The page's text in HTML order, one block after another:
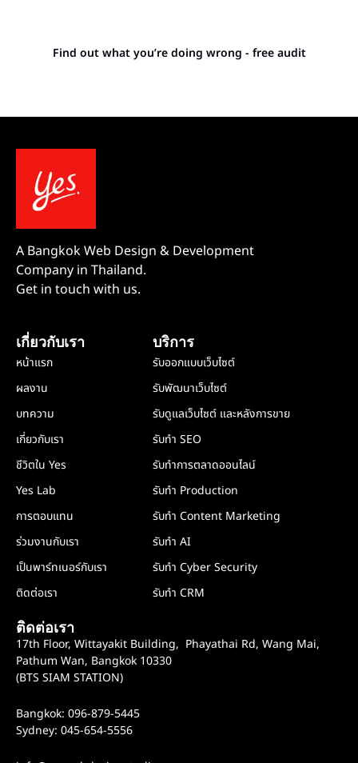
Find out what you’re doing wrong - free audit
A Bangkok Web Design & Development
Company in Thailand.
Get in touch with us.
เกี่ยวกับเรา
หน้าแรก
ผลงาน
บทความ
เกี่ยวกับเรา
ชีวิตใน Yes
Yes Lab
การตอบแทน
ร่วมงานกับเรา
เป็นพาร์ทเนอร์กับเรา
ติดต่อเรา
บริการ
รับออกแบบเว็บไซต์
รับพัฒนาเว็บไซต์
รับดูแลเว็บไซต์ และหลังการขาย
รับทำ SEO
รับทำการตลาดออนไลน์
รับทำ Production
รับทำ Content Marketing
รับทำ AI
รับทำ Cyber Security
รับทำ CRM
ติดต่อเรา
17th Floor, Wittayakit Building, Phayathai Rd, Wang Mai,
Pathum Wan, Bangkok 10330
(BTS SIAM STATION)
Bangkok: 096-879-5445
Sydney: 045-654-5556